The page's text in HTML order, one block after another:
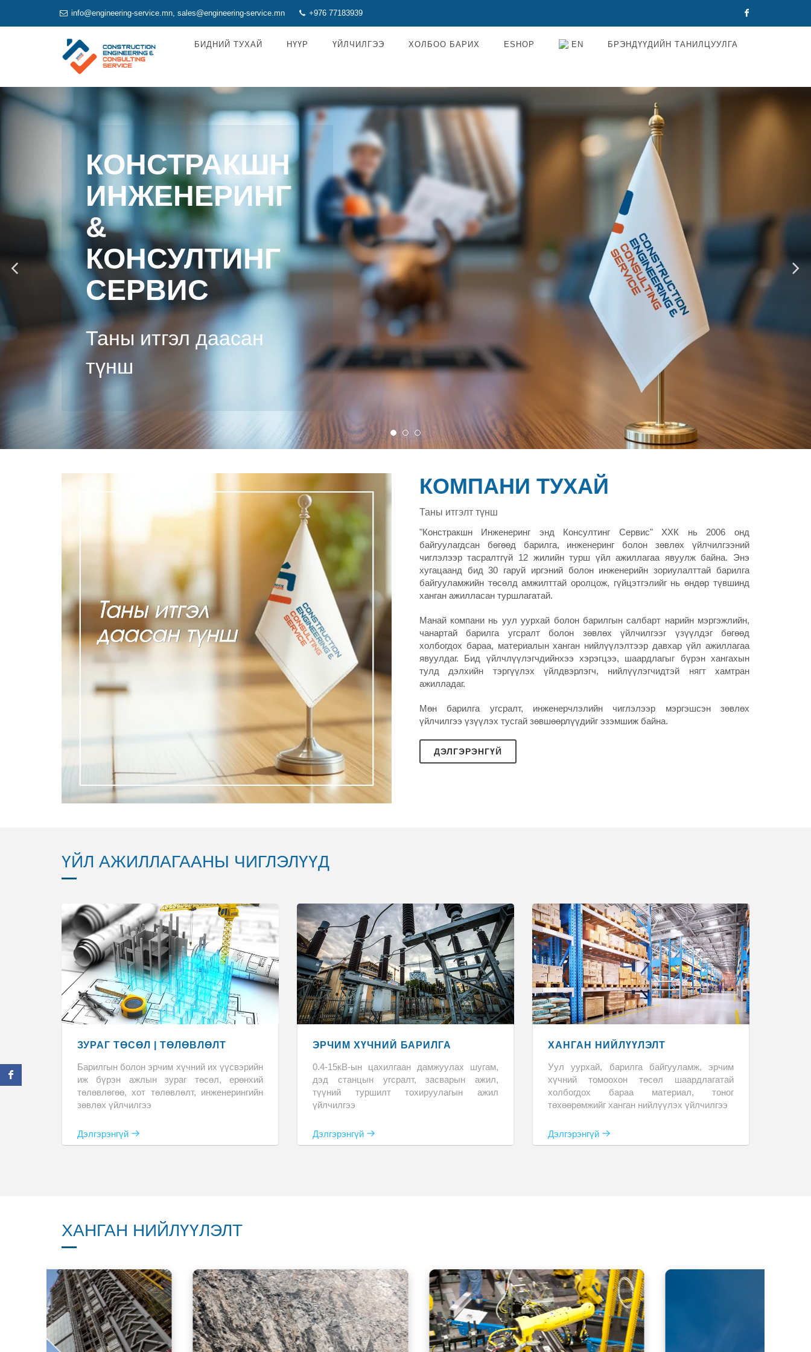
Facebook
info@engineering-service.mn, sales@engineering-service.mn +976 77183939
БИДНИЙ ТУХАЙ НҮҮР ҮЙЛЧИЛГЭЭ ХОЛБОО БАРИХ ESHOP EN БРЭНДҮҮДИЙН ТАНИЛЦУУЛГА
КОНСТРАКШН
ИНЖЕНЕРИНГ
&
КОНСУЛТИНГ
СЕРВИС
Таны итгэл даасан
түнш
КОМПАНИ ТУХАЙ
Таны итгэлт түнш
"Констракшн Инженеринг энд Консултинг Сервис" ХХК нь 2006 онд
байгуулагдсан бөгөөд барилга, инженеринг болон зөвлөх үйлчилгээний
чиглэлээр тасралтгүй 12 жилийн турш үйл ажиллагаа явуулж байна. Энэ
хугацаанд бид 30 гаруй иргэний болон инженерийн зориулалттай барилга
байгууламжийн төсөлд амжилттай оролцож, гүйцэтгэлийг нь өндөр түвшинд
ханган ажилласан туршлагатай.
Манай компани нь уул уурхай болон барилгын салбарт нарийн мэргэжлийн,
чанартай барилга угсралт болон зөвлөх үйлчилгээг үзүүлдэг бөгөөд
холбогдох бараа, материалын ханган нийлүүлэлтээр давхар үйл ажиллагаа
явуулдаг. Бид үйлчлүүлэгчдийнхээ хэрэгцээ, шаардлагыг бүрэн хангахын
тулд дэлхийн тэргүүлэх үйлдвэрлэгч, нийлүүлэгчидтэй нягт хамтран
ажилладаг.
Мөн барилга угсралт, инженерчлэлийн чиглэлээр мэргэшсэн зөвлөх
үйлчилгээ үзүүлэх тусгай зөвшөөрлүүдийг эзэмшиж байна.
ДЭЛГЭРЭНГҮЙ
ҮЙЛ АЖИЛЛАГААНЫ ЧИГЛЭЛҮҮД
ЗУРАГ ТӨСӨЛ | ТӨЛӨВЛӨЛТ
Барилгын болон эрчим хүчний их үүсвэрийн
иж бүрэн ажлын зураг төсөл, ерөнхий
төлөвлөгөө, хот төлөвлөлт, инженерингийн
зөвлөх үйлчилгээ
Дэлгэрэнгүй
ЭРЧИМ ХҮЧНИЙ БАРИЛГА
0.4-15кВ-ын цахилгаан дамжуулах шугам,
дэд станцын угсралт, засварын ажил,
түүний туршилт тохируулагын ажил
үйлчилгээ
Дэлгэрэнгүй
ХАНГАН НИЙЛҮҮЛЭЛТ
Уул уурхай, барилга байгууламж, эрчим
хүчний томоохон төсөл шаардлагатай
холбогдох бараа материал, тоног
төхөөрөмжийг ханган нийлүүлэх үйлчилгээ
Дэлгэрэнгүй
ХАНГАН НИЙЛҮҮЛЭЛТ